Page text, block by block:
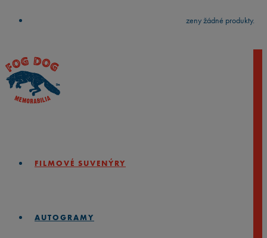
FILMOVÉ SUVENÝRY
AUTOGRAMY
press Nebyly nalezeny žádné produkty.